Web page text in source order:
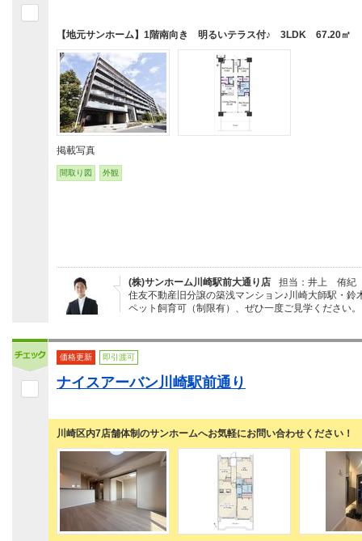
【地元サンホーム】1階南向き 明るいテラス付♪ 3LDK 67.20㎡
掲載写真
間取り図 外観
(株)サンホーム川崎駅前大通り店
担当：井上 侑紀
住友不動産旧分譲の築浅マンション♪川崎大師駅・
ペット飼育可（制限有）、ぜひ一度ご見学ください。
価格更新 即引渡可
ナイスアーバン川崎駅前通り
川崎区内7店舗体制のサンホームへお気軽にお問い合わせください！